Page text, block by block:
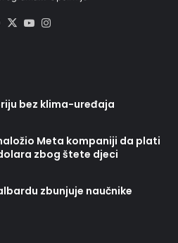
Facebook
X YouTube
bez klima-uređaja
Meta kompaniji da plati
zbog štete djeci
zbunjuje naučnike